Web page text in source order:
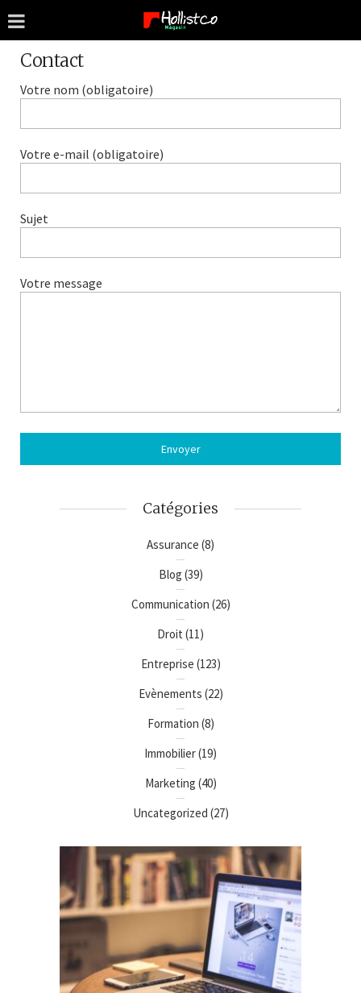
Contact
Votre nom (obligatoire)
Votre e-mail (obligatoire)
Sujet
Votre message
Catégories
Assurance (8)
Blog (39)
Communication (26)
Droit (11)
Entreprise (123)
Evènements (22)
Formation (8)
Immobilier(19)
Marketing (40)
Uncategorized (27)